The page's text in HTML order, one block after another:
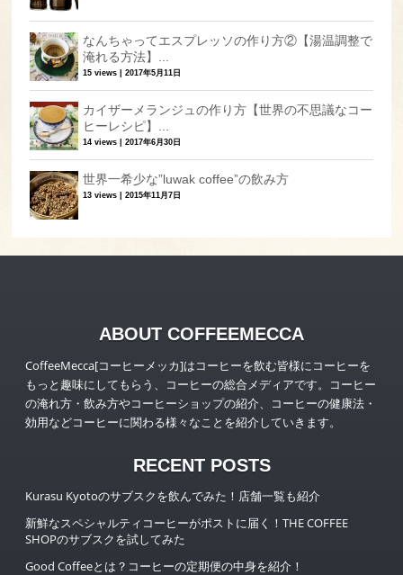
なんちゃってエスプレッソの作り方②【湯温調整で
淹れる方法】...
15 views |2017年5月11日
カイザーメランジュの作り方【世界の不思議なコー
ヒーレシピ】...
14 views |2017年6月30日
世界一希少な”luwak coffee”の飲み方
13 views |2015年11月7日
ABOUT COFFEEMECCA
CoffeeMecca[コーヒーメッカ]はコーヒーを飲む皆様にコーヒーを
もっと趣味にしてもらう、コーヒーの総合メディアです。コーヒー
の淹れ方・飲み方やコーヒーショップの紹介、コーヒーの健康法・
効用などコーヒーに関わる様々なことを紹介していきます。
RECENT POSTS
Kurasu Kyotoのサブスクを飲んでみた！店舗一覧も紹介
新鮮なスペシャルティコーヒーがポストに届く！THE COFFEE
SHOPのサブスクを試してみた
Good Coffeeとは？コーヒーの定期便の中身を紹介！